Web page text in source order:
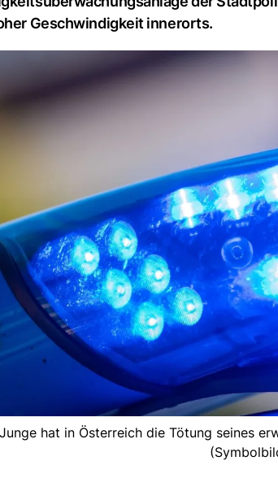
Geschwindigkeit innerorts.
hat in Österreich die Tötung seines